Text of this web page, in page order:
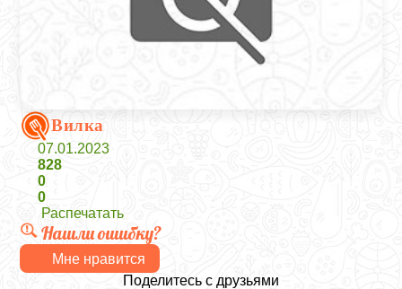
Вилка
07.01.2023
828
0
0
Распечатать
Нашли ошибку?
Мне нравится
Поделитесь с друзьями